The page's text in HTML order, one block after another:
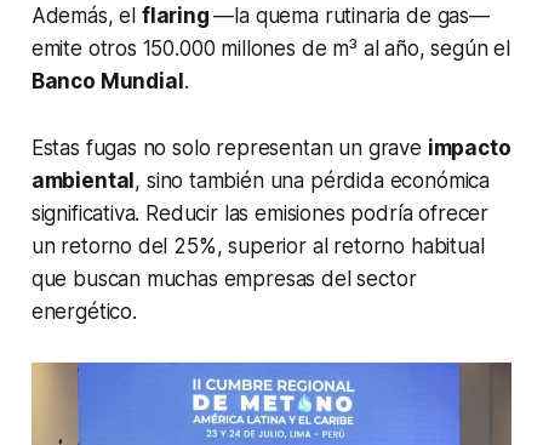
Además, el flaring—la quema rutinaria de gas—
emite otros 150.000 millones de m³ al año, según el
Banco Mundial .
Estas fugas no solo representan un grave impacto
ambiental , sino también una pérdida económica
significativa. Reducir las emisiones podría ofrecer
un retorno del 25%, superior al retorno habitual
que buscan muchas empresas del sector
energético.